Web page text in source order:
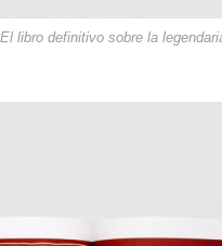
libro definitivo sobre la